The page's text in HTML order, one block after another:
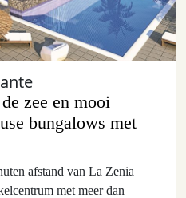
zee en mooi
bungalows met
afstand van La Zenia
met meer dan